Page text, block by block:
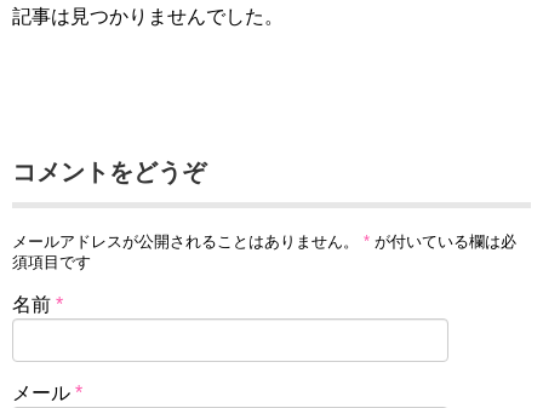
記事は見つかりませんでした。
コメントをどうぞ
メールアドレスが公開されることはありません。 * が付いている欄は必
須項目です
名前 *
メール *